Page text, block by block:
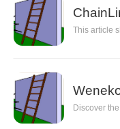
This article
Discover